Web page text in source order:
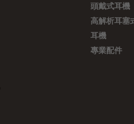
頭戴式耳機
高解析耳塞
耳機
專業配件